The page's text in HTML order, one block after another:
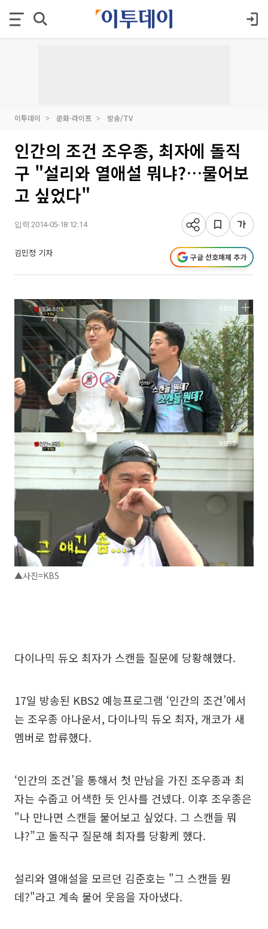
이투데이 문화·라이프 방송/TV
인간의 조건 조우종, 최자에 돌직
구 "설리와 열애설 뭐냐?…물어보
고 싶었다"
입력 2014-05-18 12:14
김민정 기자 구글 선호매체 추가
▲사진=KBS
다이나믹 듀오 최자가 스캔들 질문에 당황해했다.
17일 방송된 KBS2 예능프로그램 ‘인간의 조건’에서
는 조우종 아나운서, 다이나믹 듀오 최자, 개코가 새
멤버로 합류했다.
‘인간의 조건’을 통해서 첫 만남을 가진 조우종과 최
자는 수줍고 어색한 듯 인사를 건넸다. 이후 조우종은
"나 만나면 스캔들 물어보고 싶었다. 그 스캔들 뭐
냐?”고 돌직구 질문해 최자를 당황케 했다.
설리와 열애설을 모르던 김준호는 "그 스캔들 뭔
데?"라고 계속 물어 웃음을 자아냈다.